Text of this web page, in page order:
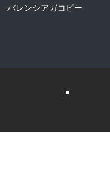
バレンシアガコピー